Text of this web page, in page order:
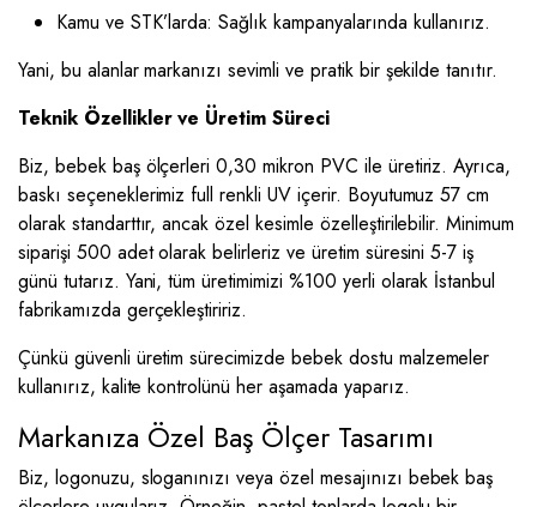
Kamu ve STK’larda: Sağlık kampanyalarında kullanırız.
Yani, bu alanlar markanızı sevimli ve pratik bir şekilde tanıtır.
Teknik Özellikler ve Üretim Süreci
Biz, bebek baş ölçerleri 0,30 mikron PVC ile üretiriz. Ayrıca,
baskı seçeneklerimiz full renkli UV içerir. Boyutumuz 57 cm
olarak standarttır, ancak özel kesimle özelleştirilebilir. Minimum
siparişi 500 adet olarak belirleriz ve üretim süresini 5-7 iş
günü tutarız. Yani, tüm üretimimizi %100 yerli olarak İstanbul
fabrikamızda gerçekleştiririz.
Çünkü güvenli üretim sürecimizde bebek dostu malzemeler
kullanırız, kalite kontrolünü her aşamada yaparız.
Markanıza Özel Baş Ölçer Tasarımı
Biz, logonuzu, sloganınızı veya özel mesajınızı bebek baş